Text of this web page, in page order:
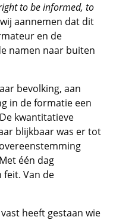
to be informed, to
aannemen dat dit
en de
namen naar buiten
bevolking, aan
in de formatie een
kwantitatieve
blijkbaar was er tot
één dag
feit. Van de
heeft gestaan wie